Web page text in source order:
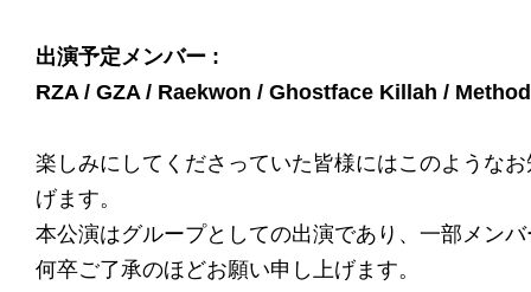
出演予定メンバー :
RZA / GZA / Raekwon / Ghostface Killah /
楽しみにしてくださっていた皆様にはこのような
げます。
本公演はグループとしての出演であり、一部メン
何卒ご了承のほどお願い申し上げます。